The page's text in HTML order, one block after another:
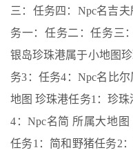
三：任务四：Npc名吉
务一：任务二：任务三
银岛珍珠港属于小地图
务3：任务4：Npc名比
地图 珍珠港任务1：珍
4：Npc名简 所属大地
任务1：简和野猪任务2